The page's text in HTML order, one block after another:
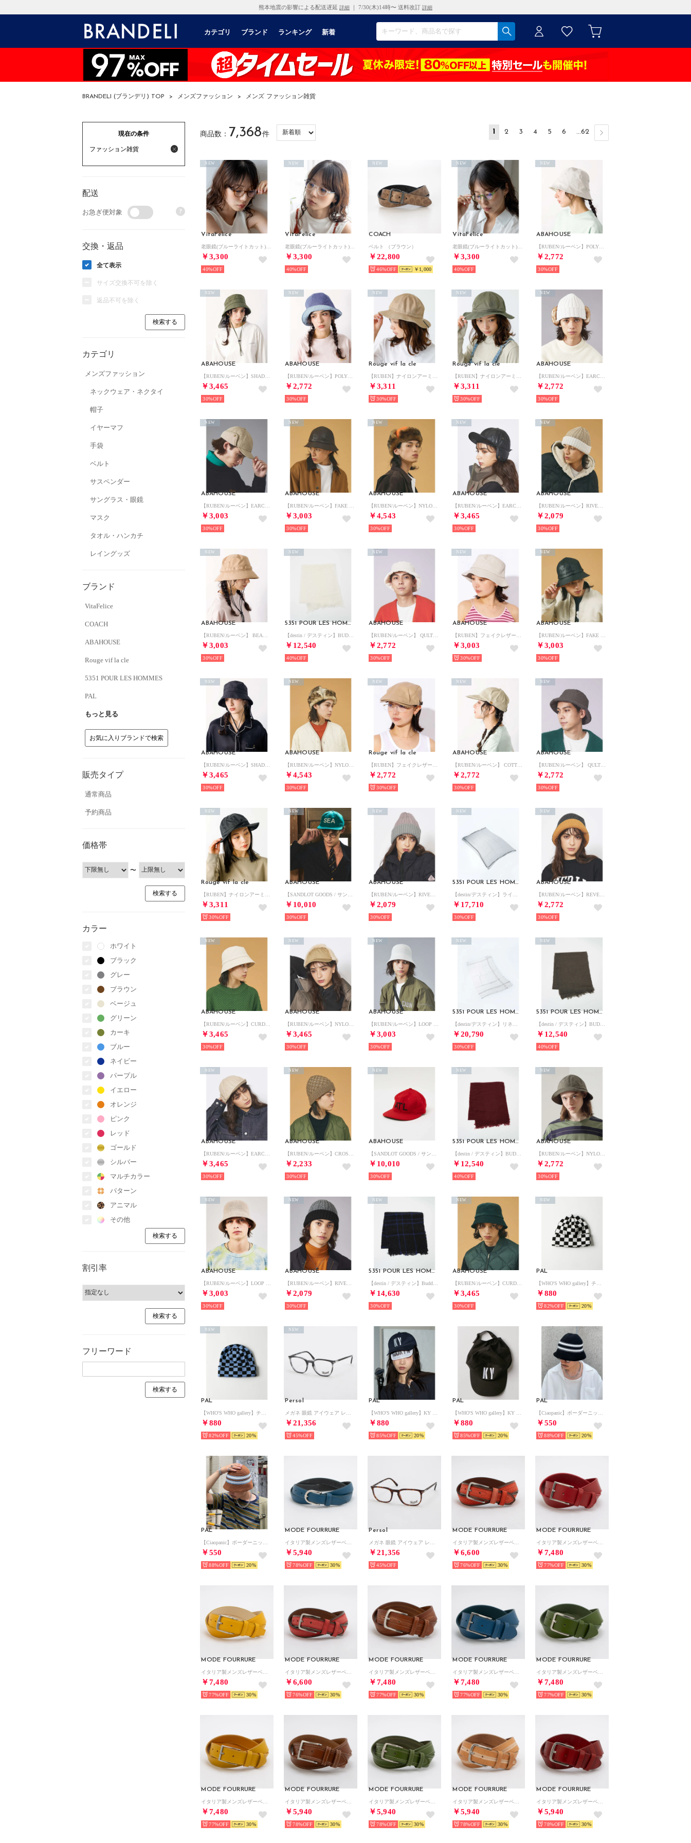
熊本地震の影響による配送遅延 詳細 ｜ 7/30(木)14時〜 送料改訂 詳細
カテゴリ ブランド ランキング 新着
BRANDELI (ブランデリ) TOP > メンズファッション > メンズ ファッション雑貨
現在の条件
ファッション雑貨
配送
お急ぎ便対象 ?
交換・返品
全て表示
サイズ交換不可を除く
返品不可を除く
カテゴリ
メンズファッション
ネックウェア・ネクタイ
帽子
イヤーマフ
手袋
ベルト
サスペンダー
サングラス・眼鏡
マスク
タオル・ハンカチ
レイングッズ
ブランド
VitaFelice
COACH
ABAHOUSE
Rouge vif la cle
5351 POUR LES HOMMES
PAL
もっと見る
お気に入りブランドで検索
販売タイプ
通常商品
予約商品
価格帯
〜
カラー
ホワイト
ブラック
グレー
ブラウン
ベージュ
グリーン
カーキ
ブルー
ネイビー
パープル
イエロー
オレンジ
ピンク
レッド
ゴールド
シルバー
マルチカラー
パターン
アニマル
その他
割引率
フリーワード
商品数： 7,368件 1 2 3 4 5 6 ...62
VitaFelice
￥3,300
NEW
40%
VitaFelice
￥3,300
NEW
40%
COACH
ベルト （ブラウン）
￥22,800
NEW
46% ￥1,000
VitaFelice
￥3,300
NEW
40%
ABAHOUSE
￥2,772
NEW
30%
ABAHOUSE
￥3,465
NEW
30%
ABAHOUSE
￥2,772
NEW
30%
Rouge vif la cle
￥3,311
NEW
30%
Rouge vif la cle
￥3,311
NEW
30%
ABAHOUSE
￥2,772
NEW
30%
ABAHOUSE
￥3,003
NEW
30%
ABAHOUSE
￥3,003
NEW
30%
ABAHOUSE
￥4,543
NEW
30%
ABAHOUSE
￥3,465
NEW
30%
ABAHOUSE
￥2,079
NEW
30%
ABAHOUSE
￥3,003
NEW
30%
5351 POUR LES HOMMES
￥12,540
NEW
40%
ABAHOUSE
￥2,772
NEW
30%
ABAHOUSE
￥3,003
NEW
30%
ABAHOUSE
￥3,003
NEW
30%
ABAHOUSE
￥3,465
NEW
30%
ABAHOUSE
￥4,543
NEW
30%
Rouge vif la cle
￥2,772
NEW
30%
ABAHOUSE
￥2,772
NEW
30%
ABAHOUSE
￥2,772
NEW
30%
Rouge vif la cle
￥3,311
NEW
30%
ABAHOUSE
￥10,010
NEW
30%
ABAHOUSE
￥2,079
NEW
30%
5351 POUR LES HOMMES
￥17,710
NEW
30%
ABAHOUSE
￥2,772
NEW
30%
ABAHOUSE
￥3,465
NEW
30%
ABAHOUSE
￥3,465
NEW
30%
ABAHOUSE
￥3,003
NEW
30%
5351 POUR LES HOMMES
￥20,790
NEW
30%
5351 POUR LES HOMMES
￥12,540
NEW
40%
ABAHOUSE
￥3,465
NEW
30%
ABAHOUSE
￥2,233
NEW
30%
ABAHOUSE
￥10,010
NEW
30%
5351 POUR LES HOMMES
￥12,540
NEW
40%
ABAHOUSE
￥2,772
NEW
30%
ABAHOUSE
￥3,003
NEW
30%
ABAHOUSE
￥2,079
NEW
30%
5351 POUR LES HOMMES
￥14,630
NEW
30%
ABAHOUSE
￥3,465
NEW
30%
PAL
￥880
NEW
82% 20
PAL
￥880
NEW
82% 20
Persol
￥21,356
NEW
45%
PAL
￥880
85% 20
PAL
￥880
85% 20
PAL
￥550
88% 20
PAL
￥550
88% 20
MODE FOURRURE
￥5,940
78% 30
Persol
￥21,356
45%
MODE FOURRURE
￥6,600
76% 30
MODE FOURRURE
￥7,480
77% 30
MODE FOURRURE
￥7,480
77% 30
MODE FOURRURE
￥6,600
76% 30
MODE FOURRURE
￥7,480
77% 30
MODE FOURRURE
￥7,480
77% 30
MODE FOURRURE
￥7,480
77% 30
MODE FOURRURE
￥7,480
77% 30
MODE FOURRURE
￥5,940
78% 30
MODE FOURRURE
￥5,940
78% 30
MODE FOURRURE
￥5,940
78% 30
MODE FOURRURE
￥5,940
78% 30